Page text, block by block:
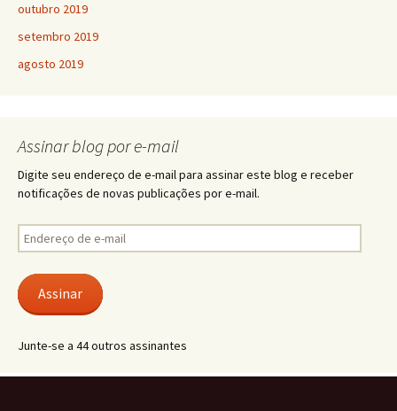
outubro 2019
setembro 2019
agosto 2019
Assinar blog por e-mail
Digite seu endereço de e-mail para assinar este blog e receber
notificações de novas publicações por e-mail.
Endereço
de
mail Assinar
Junte-se a 44 outros assinantes